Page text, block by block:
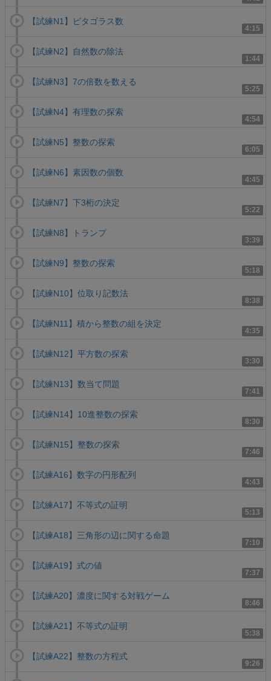
4:15
【試練N1】ピタゴラス数
1:44
【試練N2】自然数の除法
5:25
【試練N3】7の倍数を数える
4:54
【試練N4】有理数の探索
6:05
【試練N5】整数の探索
4:45
【試練N6】素因数の個数
5:22
【試練N7】下3桁の決定
3:39
【試練N8】トランプ
5:18
【試練N9】整数の探索
8:38
【試練N10】位取り記数法
4:35
【試練N11】積から整数の組を決定
3:30
【試練N12】平方数の探索
7:41
【試練N13】数当て問題
8:30
【試練N14】10進整数の探索
7:46
【試練N15】整数の探索
4:43
【試練A16】数字の円形配列
5:13
【試練A17】不等式の証明
7:10
【試練A18】三角形の辺に関する命題
7:37
【試練A19】式の値
8:46
【試練A20】濃度に関する対戦ゲーム
5:38
【試練A21】不等式の証明
9:26
【試練A22】整数の方程式